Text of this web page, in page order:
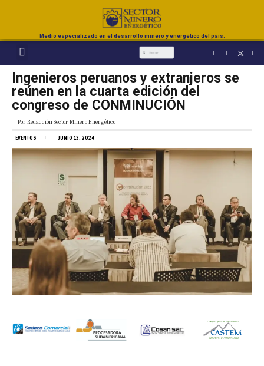
Medio especializado en el desarrollo minero y energético del país.
Ingenieros peruanos y extranjeros se
reúnen en la cuarta edición del
congreso de CONMINUCIÓN
Por Redacción Sector Minero Energético
EVENTOS JUNIO 13, 2024